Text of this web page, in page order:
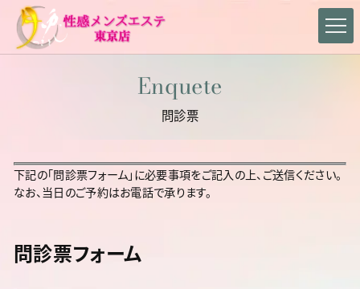
Enquete
問診票
下記の「問診票フォーム」に必要事項をご記入の上、ご送信ください。
なお、当日のご予約はお電話で承ります。
問診票フォーム